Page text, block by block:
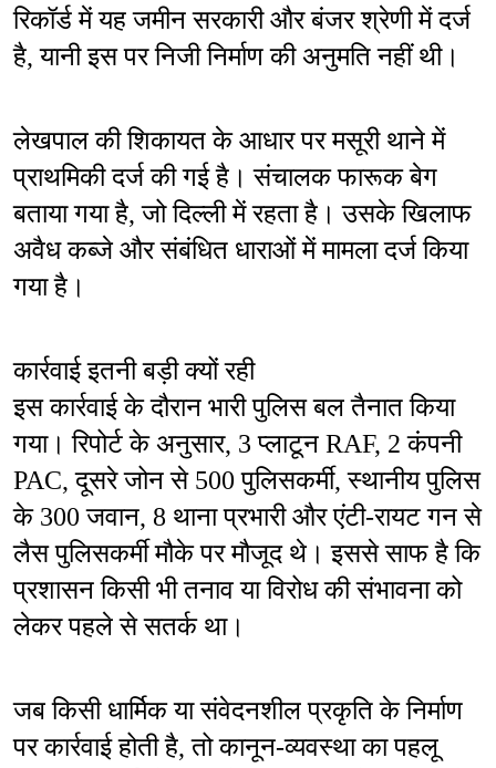
रिकॉर्ड में यह जमीन सरकारी और बंजर श्रेणी में दर्ज
है, यानी इस पर निजी निर्माण की अनुमति नहीं थी।
लेखपाल की शिकायत के आधार पर मसूरी थाने में
प्राथमिकी दर्ज की गई है। संचालक फारूक बेग
बताया गया है, जो दिल्ली में रहता है। उसके खिलाफ
अवैध कब्जे और संबंधित धाराओं में मामला दर्ज किया
गया है।
कार्रवाई इतनी बड़ी क्यों रही
इस कार्रवाई के दौरान भारी पुलिस बल तैनात किया
गया। रिपोर्ट के अनुसार, 3 प्लाटून RAF, 2 कंपनी
PAC, दूसरे जोन से 500 पुलिसकर्मी, स्थानीय पुलिस
के 300 जवान, 8 थाना प्रभारी और एंटी-रायट गन से
लैस पुलिसकर्मी मौके पर मौजूद थे। इससे साफ है कि
प्रशासन किसी भी तनाव या विरोध की संभावना को
लेकर पहले से सतर्क था।
जब किसी धार्मिक या संवेदनशील प्रकृति के निर्माण
पर कार्रवाई होती है, तो कानून-व्यवस्था का पहलू